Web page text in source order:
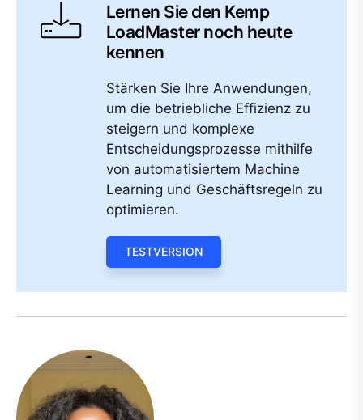
Lernen Sie den Kemp
LoadMaster noch heute
kennen
Stärken Sie Ihre Anwendungen,
um die betriebliche Effizienz zu
steigern und komplexe
Entscheidungsprozesse mithilfe
von automatisiertem Machine
Learning und Geschäftsregeln zu
optimieren.
TESTVERSION